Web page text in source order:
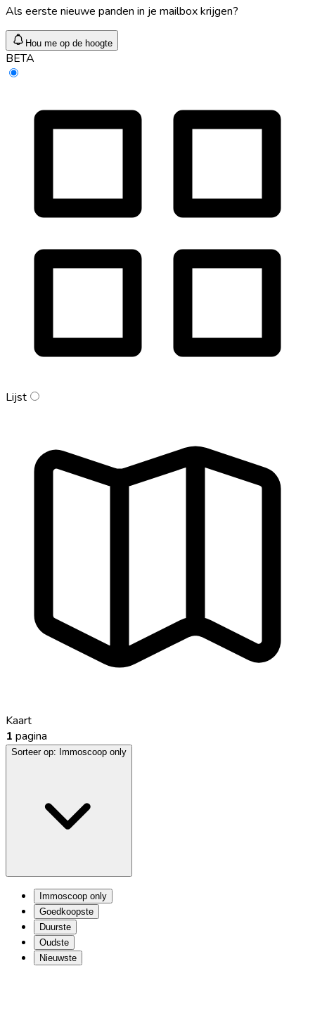
Als eerste nieuwe panden in je mailbox krijgen?
Hou me op de hoogte
BETA
Lijst
Kaart
1 pagina
Sorteer op: Immoscoop only
Immoscoop only
Goedkoopste
Duurste
Oudste
Nieuwste